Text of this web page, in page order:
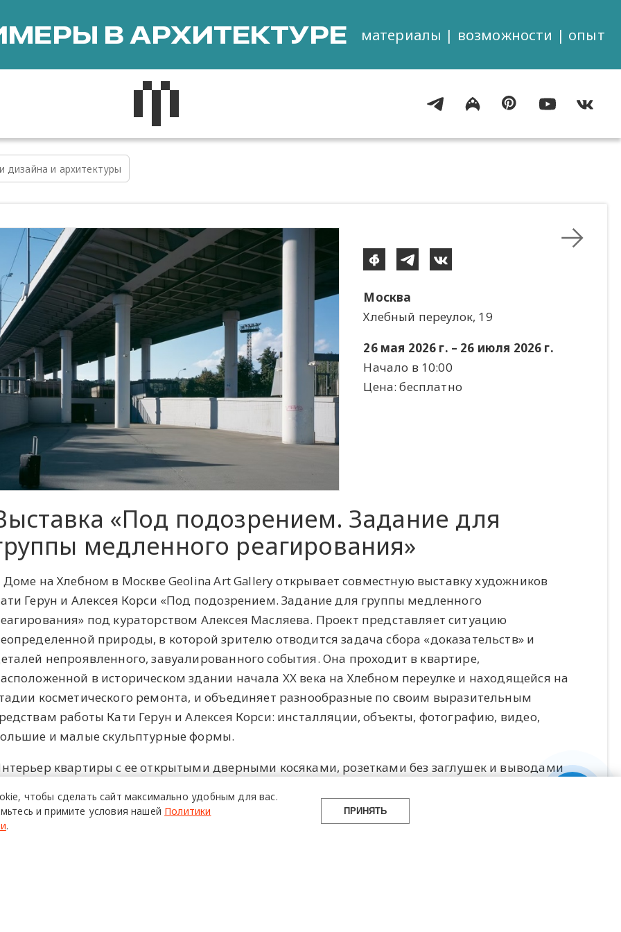
В АРХИТЕКТУРЕ материалы | возможности | опыт
дизайна и архитектуры
Москва
Хлебный переулок, 19
26 мая 2026 г. – 26 июля 2026 г.
Начало в 10:00
Цена: бесплатно
«Под подозрением. Задание для
медленного реагирования»
Доме на Хлебном в Москве Geolina Art Gallery открывает совместную выставку художников
Герун и Алексея Корси «Под подозрением. Задание для группы медленного
под кураторством Алексея Масляева. Проект представляет ситуацию
природы, в которой зрителю отводится задача сбора «доказательств» и
непроявленного, завуалированного события. Она проходит в квартире,
в историческом здании начала XX века на Хлебном переулке и находящейся на
косметического ремонта, и объединяет разнообразные по своим выразительным
работы Кати Герун и Алексея Корси: инсталляции, объекты, фотографию, видео,
и малые скульптурные формы.
квартиры с ее открытыми дверными косяками, розетками без заглушек и выводами
напряженной атмосфере произведения не столько выставляются, сколько
Зрительское восприятие цепляется за эти беспокоящие, нонспектакулярные
чтобы сделать сайт максимально удобным для вас.
и примите условия нашей Политики
.
ПРИНЯТЬ